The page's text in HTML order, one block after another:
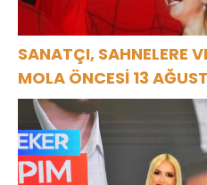
SANATÇI, SAHNELERE
MOLA ÖNCESİ 13
HARBİYE’DE OLACAK!